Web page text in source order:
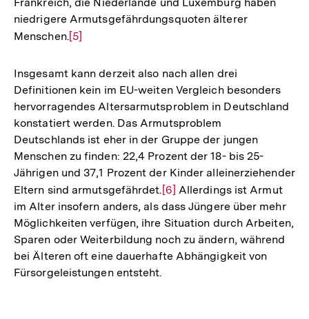
niedrigere Armutsgefährdungsquoten älterer
Menschen.Zur
der
Fußnote
[5]
Insgesamt kann derzeit also nach allen drei
Definitionen kein im EU-weiten Vergleich besonders
hervorragendes Altersarmutsproblem in Deutschland
konstatiert werden. Das Armutsproblem
Deutschlands ist eher in der Gruppe der jungen
Menschen zu finden: 22,4 Prozent der 18- bis 25-
Jährigen und 37,1 Prozent der Kinder alleinerziehender
Eltern sind armutsgefährdet. Zur
Auflösung
der
Fußnote
[6] Allerdings ist Armut
im Alter insofern anders, als dass Jüngere über mehr
Möglichkeiten verfügen, ihre Situation durch Arbeiten,
Sparen oder Weiterbildung noch zu ändern, während
bei Älteren oft eine dauerhafte Abhängigkeit von
Fürsorgeleistungen entsteht.